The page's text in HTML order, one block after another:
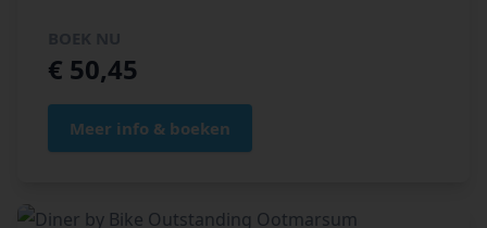
€ 50,45
Meer info & boeken